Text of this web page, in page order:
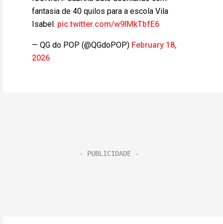
fantasia de 40 quilos para a escola Vila
Isabel. pic.twitter.com/w9lMkTbfE6
— QG do POP (@QGdoPOP) February 18,
2026